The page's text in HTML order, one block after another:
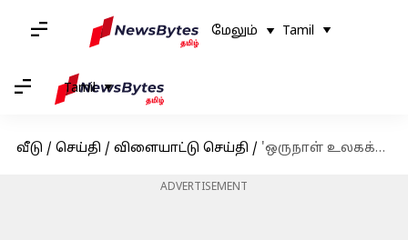
மேலும் Tamil
Tamil
வீடு / செய்தி / விளையாட்டு செய்தி / 'ஒருநாள் உலகக்கோப்பையை புறக்கணிப்போம்' : பாகிஸ்தான் கிரிக்கெட் வாரியத் தலைவர் மிரட்டல்!
ADVERTISEMENT